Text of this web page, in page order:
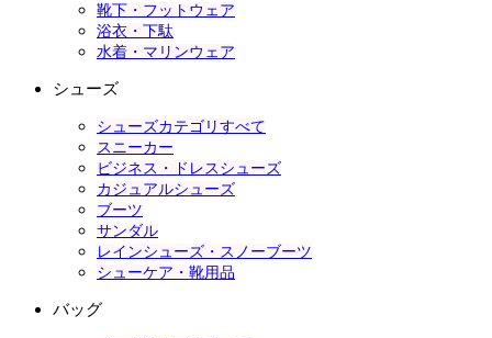
靴下・フットウェア
浴衣・下駄
水着・マリンウェア
シューズ
シューズカテゴリすべて
スニーカー
ビジネス・ドレスシューズ
カジュアルシューズ
ブーツ
サンダル
レインシューズ・スノーブーツ
シューケア・靴用品
バッグ